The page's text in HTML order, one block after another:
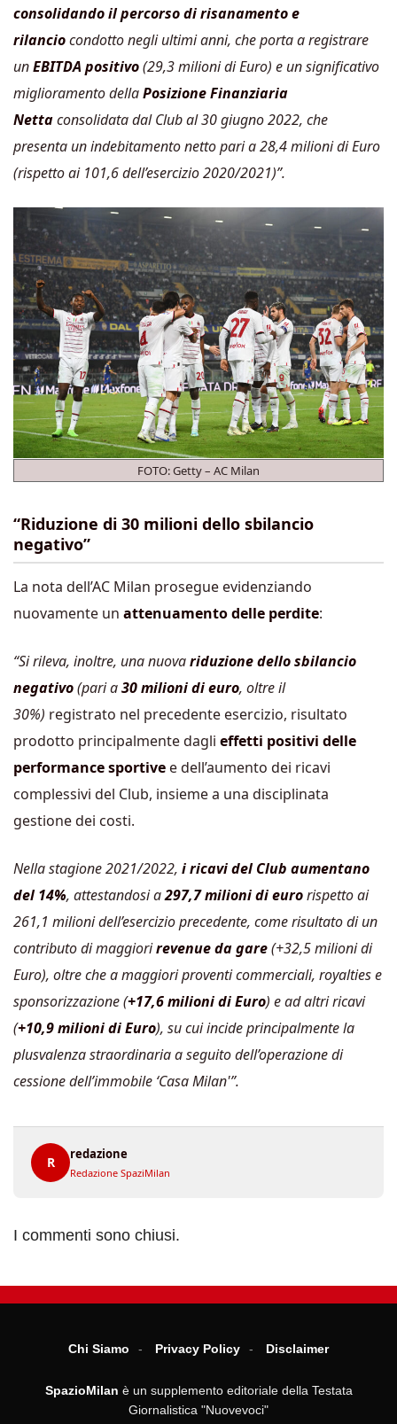
consolidando il percorso di risanamento e
rilanciocondotto negli ultimi anni, che porta a registrare
unEBITDA positivo(29,3 milioni di Euro) e un significativo
miglioramento dellaPosizione Finanziaria
Nettaconsolidata dal Club al 30 giugno 2022, che
presenta un indebitamento netto pari a 28,4 milioni di Euro
(rispetto ai 101,6 dell’esercizio 2020/2021)”.
FOTO: Getty – AC Milan
“Riduzione di 30 milioni dello sbilancio
negativo”
La nota dell’AC Milan prosegue evidenziando
nuovamente un attenuamento delle perdite:
“Si rileva, inoltre, una nuovariduzione dello sbilancio
negativo(pari a30 milioni di euro, oltre il
30%) registrato nel precedente esercizio, risultato
prodotto principalmente dagli effetti positivi delle
performance sportive e dell’aumento dei ricavi
complessivi del Club, insieme a una disciplinata
gestione dei costi.
Nella stagione 2021/2022, i ricavi del Club aumentano
del 14%, attestandosi a297,7 milioni di eurorispetto ai
261,1 milioni dell’esercizio precedente, come risultato di un
contributo di maggiorirevenue da gare(+32,5 milioni di
Euro), oltre che a maggiori proventi commerciali, royalties e
sponsorizzazione(+17,6 milioni di Euro) e ad altri ricavi
(+10,9 milioni di Euro), su cui incide principalmente la
plusvalenza straordinaria a seguito dell’operazione di
cessione dell’immobile ‘Casa Milan'”.
R
redazione
Redazione SpaziMilan
I commenti sono chiusi.
Chi Siamo Privacy Policy Disclaimer
SpazioMilan è un supplemento editoriale della Testata
Giornalistica "Nuovevoci"